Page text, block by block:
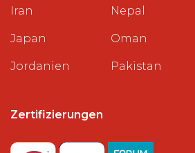
Iran
Japan
Jordanien
Nepal
Oman
Pakistan
Zertifizierungen